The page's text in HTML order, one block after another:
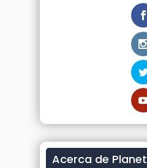
Acerca de